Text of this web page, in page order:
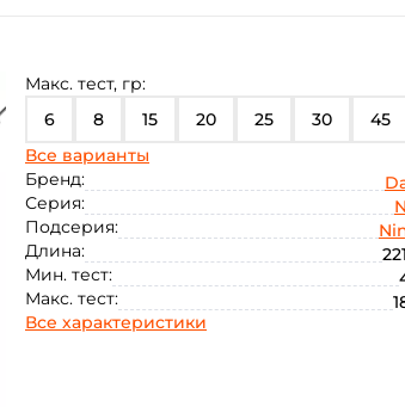
Макс. тест, гр:
6
8 15 20 25 30 45
50 60
Все варианты
Бренд:
Серия:
Подсерия:
Длина:
Мин. тест:
Макс. тест:
Все характеристики